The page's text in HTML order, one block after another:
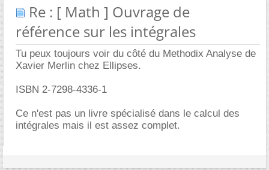
Re : [ Math ] Ouvrage de
référence sur les intégrales
Tu peux toujours voir du côté du Methodix Analyse de
Xavier Merlin chez Ellipses.
ISBN 2-7298-4336-1
Ce n'est pas un livre spécialisé dans le calcul des
intégrales mais il est assez complet.